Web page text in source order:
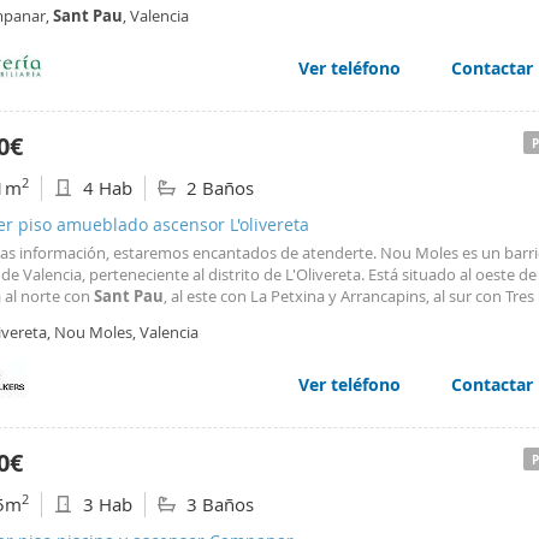
con armarios empotrados y 2
Sant Pau, Valencia
Ver teléfono Contactar
2 4 Hab 2 Baños
piso amueblado ascensor L'olivereta
información, estaremos encantados de atenderte. Nou Moles es un
Valencia, perteneciente al distrito de L'Olivereta. Está situado al oeste
norte con Sant Pau, al este con La Petxina y Arrancapins, al sur con
la Avenida del Cid así como de los jardines del antiguo cauce del rio Turia.
medios de transporte y zonas verdes.
Nou Moles, Valencia
Ver teléfono Contactar
2 3 Hab 3 Baños